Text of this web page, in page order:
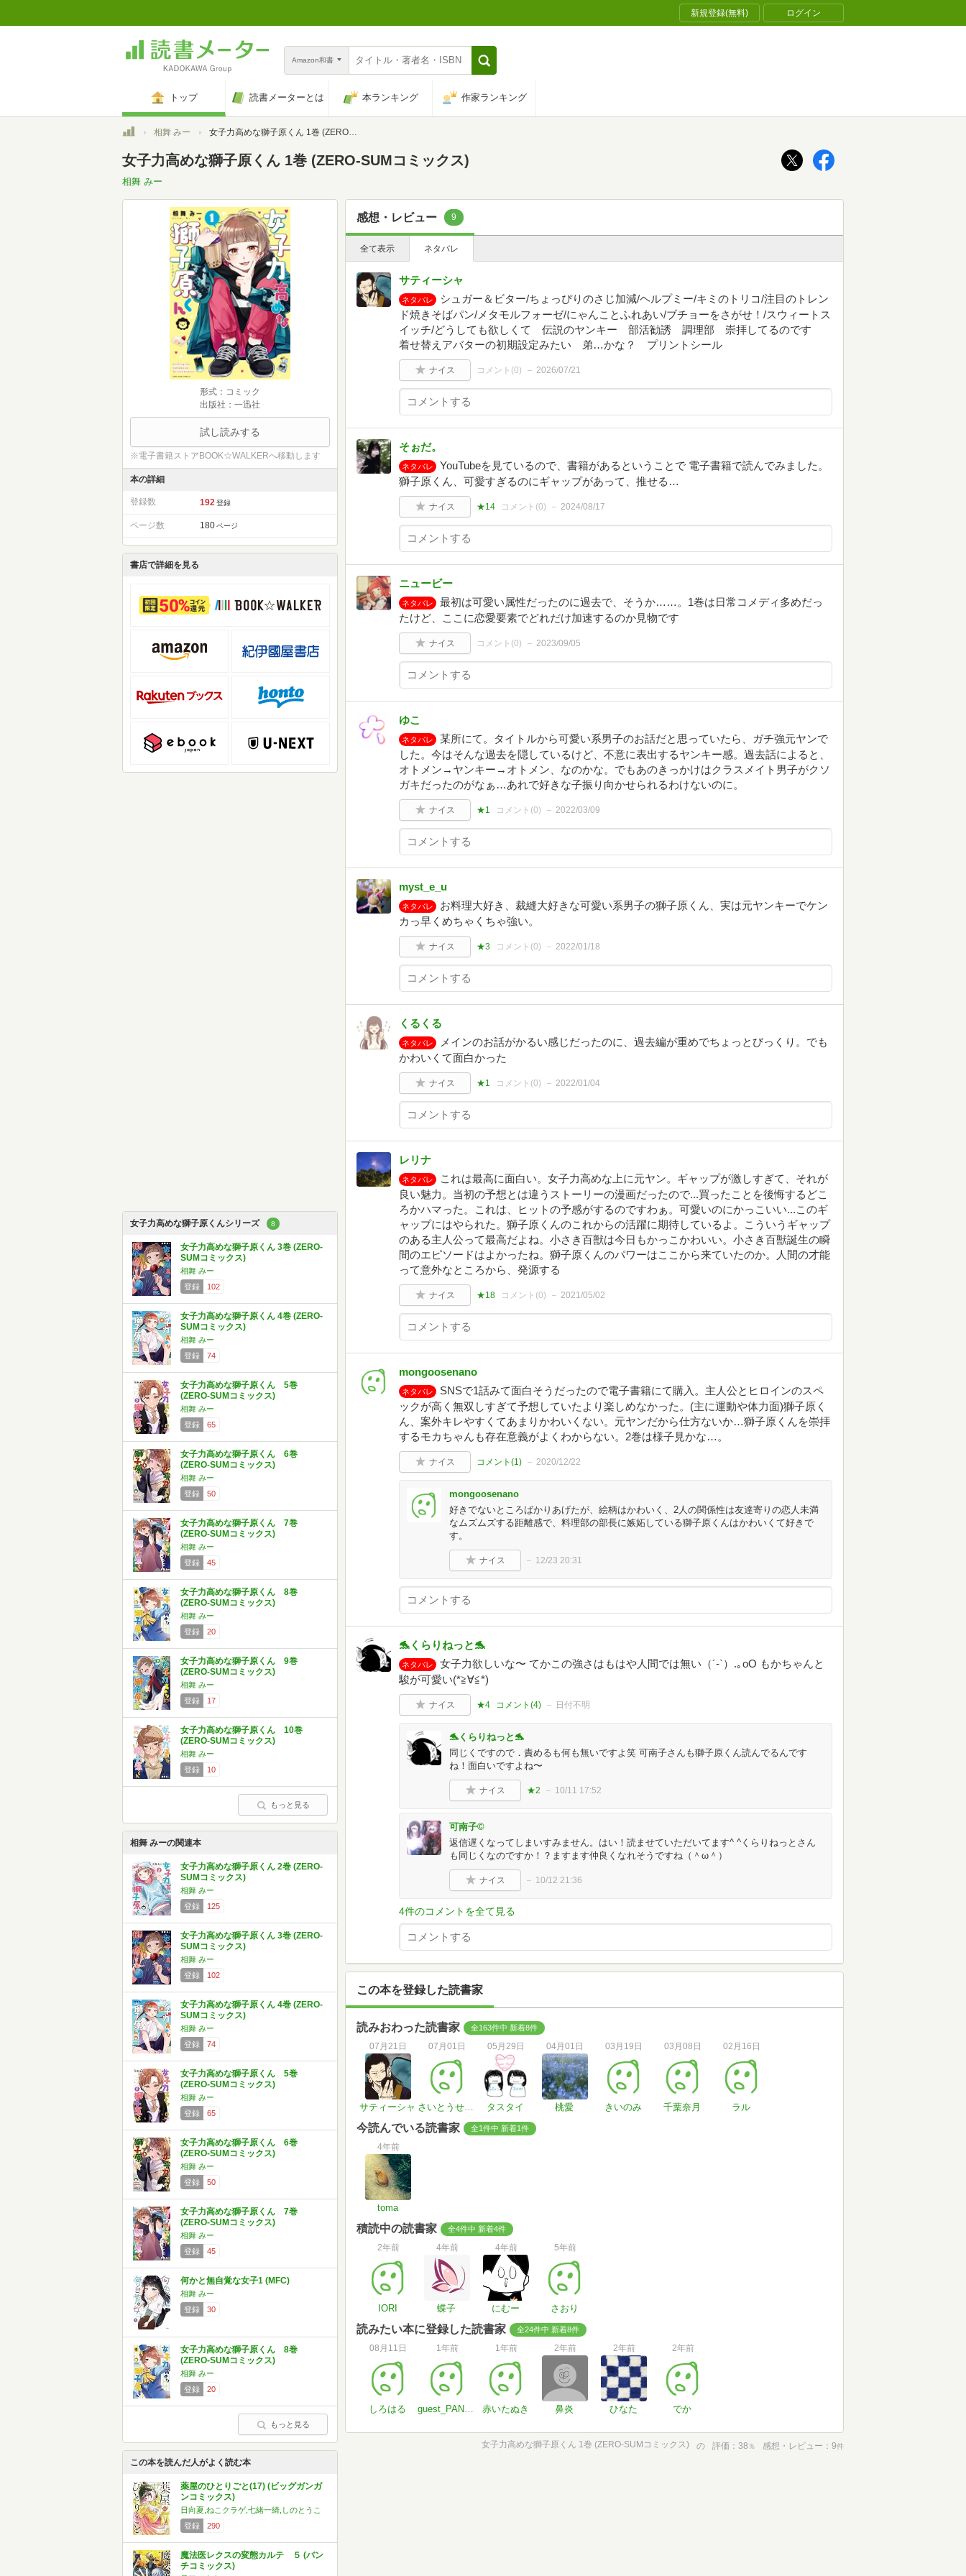
新規登録(無料) ログイン
Amazon和書
トップ 読書メーターとは 本ランキング 作家ランキング
トップ相舞 みー 女子力高めな獅子原くん 1巻 (ZERO-SUMコミックス)
女子力高めな獅子原くん 1巻 (ZERO-SUMコミックス)
相舞 みー
形式：コミック
出版社：一迅社
試し読みする
※電子書籍ストアBOOK☆WALKERへ移動します
本の詳細
登録数 192 登録
ページ数 180 ページ
書店で詳細を見る
女子力高めな獅子原くんシリーズ 8
女子力高めな獅子原くん 3巻 (ZERO-
SUMコミックス)
相舞 みー
登録
102
女子力高めな獅子原くん 4巻 (ZERO-
SUMコミックス)
相舞 みー
登録
74
女子力高めな獅子原くん 5巻
(ZERO-SUMコミックス)
相舞 みー
登録
65
女子力高めな獅子原くん 6巻
(ZERO-SUMコミックス)
相舞 みー
登録
50
女子力高めな獅子原くん 7巻
(ZERO-SUMコミックス)
相舞 みー
登録
45
女子力高めな獅子原くん 8巻
(ZERO-SUMコミックス)
相舞 みー
登録
20
女子力高めな獅子原くん 9巻
(ZERO-SUMコミックス)
相舞 みー
登録
17
女子力高めな獅子原くん 10巻
(ZERO-SUMコミックス)
相舞 みー
登録
10
もっと見る
相舞 みーの関連本
女子力高めな獅子原くん 2巻 (ZERO-
SUMコミックス)
相舞 みー
登録
125
女子力高めな獅子原くん 3巻 (ZERO-
SUMコミックス)
相舞 みー
登録
102
女子力高めな獅子原くん 4巻 (ZERO-
SUMコミックス)
相舞 みー
登録
74
女子力高めな獅子原くん 5巻
(ZERO-SUMコミックス)
相舞 みー
登録
65
女子力高めな獅子原くん 6巻
(ZERO-SUMコミックス)
相舞 みー
登録
50
女子力高めな獅子原くん 7巻
(ZERO-SUMコミックス)
相舞 みー
登録
45
何かと無自覚な女子1 (MFC)
相舞 みー
登録
30
女子力高めな獅子原くん 8巻
(ZERO-SUMコミックス)
相舞 みー
登録
20
もっと見る
この本を読んだ人がよく読む本
薬屋のひとりごと(17) (ビッグガンガ
ンコミックス)
日向夏,ねこクラゲ,七緒一綺,しのとうこ
登録
290
魔法医レクスの変態カルテ ５ (バン
チコミックス)
感想・レビュー 9
全て表示 ネタバレ
サティーシャ
ネタバレ
シュガー＆ビター/ちょっぴりのさじ加減/ヘルプミー/キミのトリコ/注目のトレン
ド焼きそばパン/メタモルフォーゼ/にゃんことふれあい/ブチョーをさがせ！/スウィートス
イッチ/どうしても欲しくて 伝説のヤンキー 部活勧誘 調理部 崇拝してるのです
着せ替えアバターの初期設定みたい 弟…かな？ プリントシール
ナイス コメント(0) 2026/07/21
そぉだ。
ネタバレ
YouTubeを見ているので、書籍があるということで 電子書籍で読んでみました。
獅子原くん、可愛すぎるのにギャップがあって、推せる…
ナイス ★14 コメント(0) 2024/08/17
ニュービー
ネタバレ
最初は可愛い属性だったのに過去で、そうか……。1巻は日常コメディ多めだっ
たけど、ここに恋愛要素でどれだけ加速するのか見物です
ナイス コメント(0) 2023/09/05
ゆこ
ネタバレ
某所にて。タイトルから可愛い系男子のお話だと思っていたら、ガチ強元ヤンで
した。今はそんな過去を隠しているけど、不意に表出するヤンキー感。過去話によると、
オトメン→ヤンキー→オトメン、なのかな。でもあのきっかけはクラスメイト男子がクソ
ガキだったのがなぁ…あれで好きな子振り向かせられるわけないのに。
ナイス ★1 コメント(0) 2022/03/09
myst_e_u
ネタバレ
お料理大好き、裁縫大好きな可愛い系男子の獅子原くん、実は元ヤンキーでケン
カっ早くめちゃくちゃ強い。
ナイス ★3 コメント(0) 2022/01/18
くるくる
ネタバレ
メインのお話がかるい感じだったのに、過去編が重めでちょっとびっくり。でも
かわいくて面白かった
ナイス ★1 コメント(0) 2022/01/04
レリナ
ネタバレ
これは最高に面白い。女子力高めな上に元ヤン。ギャップが激しすぎて、それが
良い魅力。当初の予想とは違うストーリーの漫画だったので...買ったことを後悔するどこ
ろかハマった。これは、ヒットの予感がするのですわぁ。可愛いのにかっこいい...このギ
ャップにはやられた。獅子原くんのこれからの活躍に期待しているよ。こういうギャップ
のある主人公って最高だよね。小さき百獣は今日もかっこかわいい。小さき百獣誕生の瞬
間のエピソードはよかったね。獅子原くんのパワーはここから来ていたのか。人間の才能
って意外なところから、発源する
ナイス ★18 コメント(0) 2021/05/02
mongoosenano
ネタバレ
SNSで1話みて面白そうだったので電子書籍にて購入。主人公とヒロインのスペ
ックが高く無双しすぎて予想していたより楽しめなかった。(主に運動や体力面)獅子原く
ん、案外キレやすくてあまりかわいくない。元ヤンだから仕方ないか…獅子原くんを崇拝
するモカちゃんも存在意義がよくわからない。2巻は様子見かな…。
ナイス コメント(1) 2020/12/22
mongoosenano
好きでないところばかりあげたが、絵柄はかわいく、2人の関係性は友達寄りの恋人未満
なムズムズする距離感で、料理部の部長に嫉妬している獅子原くんはかわいくて好きで
す。
ナイス 12/23 20:31
🐬くらりねっと🐬
ネタバレ
女子力欲しいな〜 てかこの強さはもはや人間では無い（´-`）.｡oO もかちゃんと
駿が可愛い(*≧∀≦*)
ナイス ★4 コメント(4) 日付不明
🐬くらりねっと🐬
同じくですので．責めるも何も無いですよ笑 可南子さんも獅子原くん読んでるんです
ね！面白いですよね〜
ナイス ★2 10/11 17:52
可南子©️
返信遅くなってしまいすみません。はい！読ませていただいてます^ ^くらりねっとさん
も同じくなのですか！？ますます仲良くなれそうですね（＾ω＾）
ナイス 10/12 21:36
4件のコメントを全て見る
この本を登録した読書家
読みおわった読書家 全163件中 新着8件
07月21日
サティーシャ
07月01日
さいとうせいな
05月29日
タスタイ
04月01日
桃愛
03月19日
きいのみ
03月08日
千葉奈月
02月16日
ラル
今読んでいる読書家 全1件中 新着1件
4年前
toma
積読中の読書家 全4件中 新着4件
2年前
IORI
4年前
蝶子
4年前
にむー
5年前
さおり
読みたい本に登録した読書家 全24件中 新着8件
08月11日
しろはる
1年前
guest_PANDA
1年前
赤いたぬき
2年前
鼻炎
2年前
ひなた
2年前
でか
女子力高めな獅子原くん 1巻 (ZERO-SUMコミックス) の 評価 38 ％ 感想・レビュー 9件